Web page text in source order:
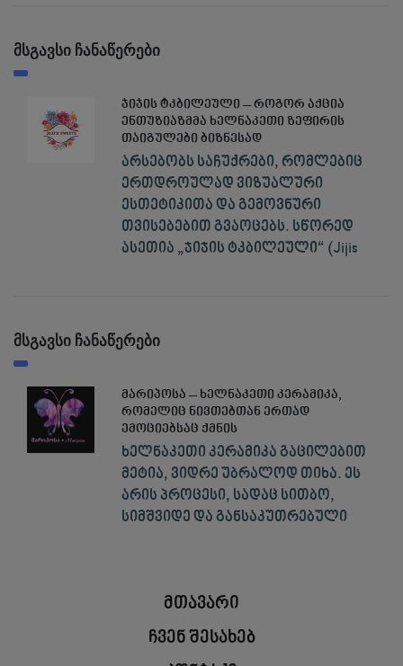
მსგავსი ჩანაწერები
ჯიჯის ტკბილეული – როგორ აქცია
ენთუზიაზმმა ხელნაკეთი ზეფირის
თაიგულები ბიზნესად
არსებობს საჩუქრები, რომლებიც
ერთდროულად ვიზუალური
ესთეტიკითა და გემოვნური
თვისებებით გვაოცებს. სწორედ
ასეთია „ჯიჯის ტკბილეული“ (Jijis
მსგავსი ჩანაწერები
მარიპოსა – ხელნაკეთი კერამიკა,
რომელიც ნივთებთან ერთად
ემოციებსაც ქმნის
ხელნაკეთი კერამიკა გაცილებით
მეტია, ვიდრე უბრალოდ თიხა. ეს
არის პროცესი, სადაც სითბო,
სიმშვიდე და განსაკუთრებული
მთავარი
ჩვენ შესახებ